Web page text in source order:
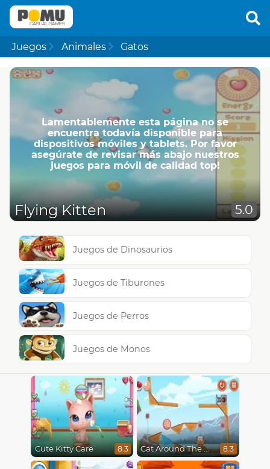
Juegos Animales Gatos
Lamentablemente esta página no se
encuentra todavía disponible para
dispositivos móviles y tablets. Por favor
asegúrate de revisar más abajo nuestros
juegos para móvil de calidad top!
Flying Kitten 5.0
Juegos de Dinosaurios
Juegos de Tiburones
Juegos de Perros
Juegos de Monos
Cute Kitty Care 8.3 Cat Around The World 8.3